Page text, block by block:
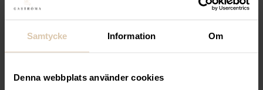
Samtycke Information Om
Denna webbplats använder cookies
mörkbrunt konstläder i
(Exkl. moms)
SELECT
brunt konstläder